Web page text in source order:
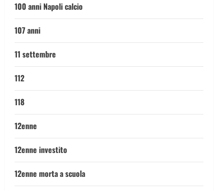
100 anni Napoli calcio
107 anni
11 settembre
112
118
12enne
12enne investito
12enne morta a scuola